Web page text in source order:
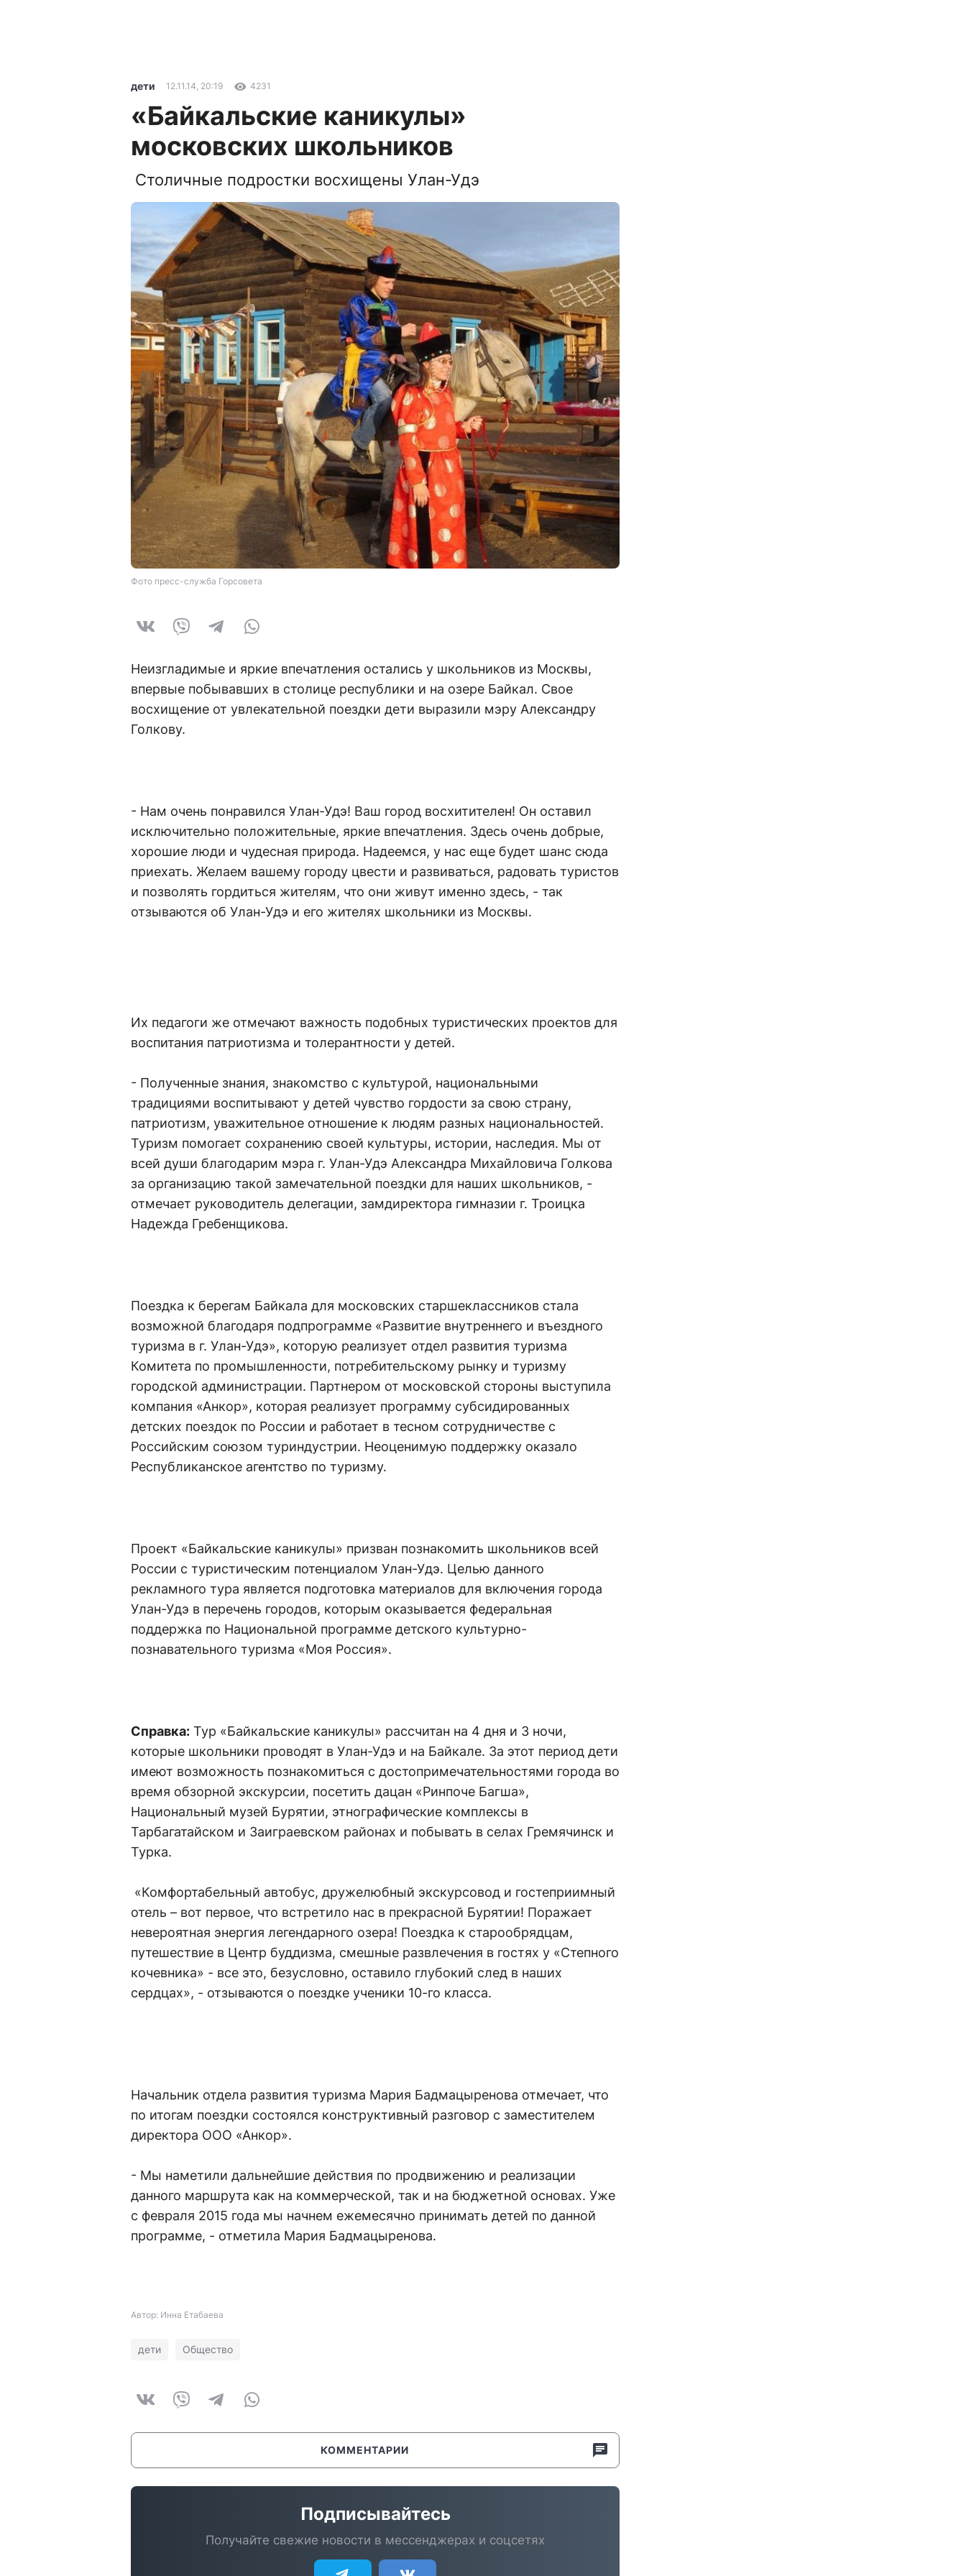
дети 12.11.14, 20:19 4231
«Байкальские каникулы»
московских школьников
Столичные подростки восхищены Улан-Удэ
Фото пресс-служба Горсовета
Неизгладимые и яркие впечатления остались у школьников из Москвы,
впервые побывавших в столице республики и на озере Байкал. Свое
восхищение от увлекательной поездки дети выразили мэру Александру
Голкову.
- Нам очень понравился Улан-Удэ! Ваш город восхитителен! Он оставил
исключительно положительные, яркие впечатления. Здесь очень добрые,
хорошие люди и чудесная природа. Надеемся, у нас еще будет шанс сюда
приехать. Желаем вашему городу цвести и развиваться, радовать туристов
и позволять гордиться жителям, что они живут именно здесь, - так
отзываются об Улан-Удэ и его жителях школьники из Москвы.
Их педагоги же отмечают важность подобных туристических проектов для
воспитания патриотизма и толерантности у детей.
- Полученные знания, знакомство с культурой, национальными
традициями воспитывают у детей чувство гордости за свою страну,
патриотизм, уважительное отношение к людям разных национальностей.
Туризм помогает сохранению своей культуры, истории, наследия. Мы от
всей души благодарим мэра г. Улан-Удэ Александра Михайловича Голкова
за организацию такой замечательной поездки для наших школьников, -
отмечает руководитель делегации, замдиректора гимназии г. Троицка
Надежда Гребенщикова.
Поездка к берегам Байкала для московских старшеклассников стала
возможной благодаря подпрограмме «Развитие внутреннего и въездного
туризма в г. Улан-Удэ», которую реализует отдел развития туризма
Комитета по промышленности, потребительскому рынку и туризму
городской администрации. Партнером от московской стороны выступила
компания «Анкор», которая реализует программу субсидированных
детских поездок по России и работает в тесном сотрудничестве с
Российским союзом туриндустрии. Неоценимую поддержку оказало
Республиканское агентство по туризму.
Проект «Байкальские каникулы» призван познакомить школьников всей
России с туристическим потенциалом Улан-Удэ. Целью данного
рекламного тура является подготовка материалов для включения города
Улан-Удэ в перечень городов, которым оказывается федеральная
поддержка по Национальной программе детского культурно-
познавательного туризма «Моя Россия».
Справка: Тур «Байкальские каникулы» рассчитан на 4 дня и 3 ночи,
которые школьники проводят в Улан-Удэ и на Байкале. За этот период дети
имеют возможность познакомиться с достопримечательностями города во
время обзорной экскурсии, посетить дацан «Ринпоче Багша»,
Национальный музей Бурятии, этнографические комплексы в
Тарбагатайском и Заиграевском районах и побывать в селах Гремячинск и
Турка.
«Комфортабельный автобус, дружелюбный экскурсовод и гостеприимный
отель – вот первое, что встретило нас в прекрасной Бурятии! Поражает
невероятная энергия легендарного озера! Поездка к старообрядцам,
путешествие в Центр буддизма, смешные развлечения в гостях у «Степного
кочевника» - все это, безусловно, оставило глубокий след в наших
сердцах», - отзываются о поездке ученики 10-го класса.
Начальник отдела развития туризма Мария Бадмацыренова отмечает, что
по итогам поездки состоялся конструктивный разговор с заместителем
директора ООО «Анкор».
- Мы наметили дальнейшие действия по продвижению и реализации
данного маршрута как на коммерческой, так и на бюджетной основах. Уже
с февраля 2015 года мы начнем ежемесячно принимать детей по данной
программе, - отметила Мария Бадмацыренова.
Автор: Инна Етабаева
дети Общество
КОММЕНТАРИИ
Подписывайтесь
Получайте свежие новости в мессенджерах и соцсетях